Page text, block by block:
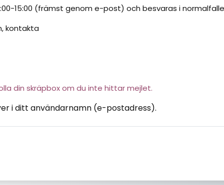
15:00 (främst genom e-post) och besvaras i
kontakta
din skräpbox om du inte hittar mejlet.
i ditt användarnamn (e-postadress).